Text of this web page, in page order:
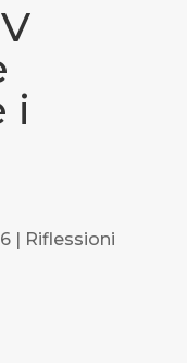
i
| Riflessioni